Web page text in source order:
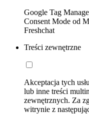
Google Tag
Consent Mode od
Freshchat
Treści zewnętrzne
Akceptacja tych
lub inne treści
zewnętrznych. Za
witrynie z